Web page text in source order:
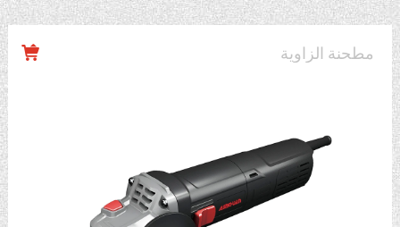
مطحنة الزاوية 